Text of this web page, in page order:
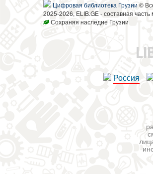
Цифровая библиотека Грузии ©
2025-2026, ELIB.GE - составная
Сохраняя наследие Грузии
Россия